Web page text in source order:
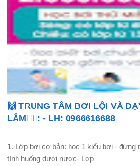
🙌 TRUNG TÂM BƠI LỘI VÀ
LÂM🏊‍♂️: - LH: 0966616688
1. Lớp bơi cơ bản: học 1 kiểu bơi - đứng
tình huống dưới nước- Lớp